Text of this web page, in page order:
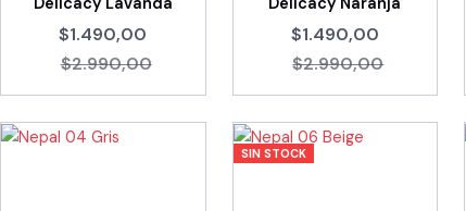
$1.490,00
$2.990,00
$1.490,00
$2.990,00
SIN STOCK